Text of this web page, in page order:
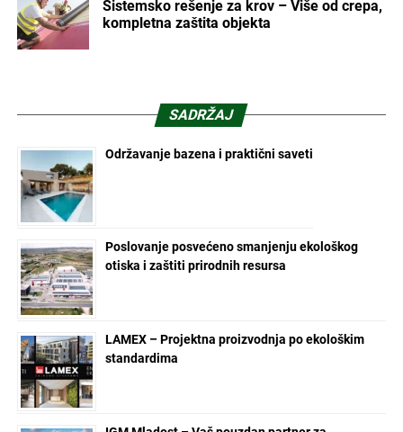
Sistemsko rešenje za krov – Više od crepa,
kompletna zaštita objekta
SADRŽAJ
Održavanje bazena i praktični saveti
Poslovanje posvećeno smanjenju ekološkog
otiska i zaštiti prirodnih resursa
LAMEX – Projektna proizvodnja po ekološkim
standardima